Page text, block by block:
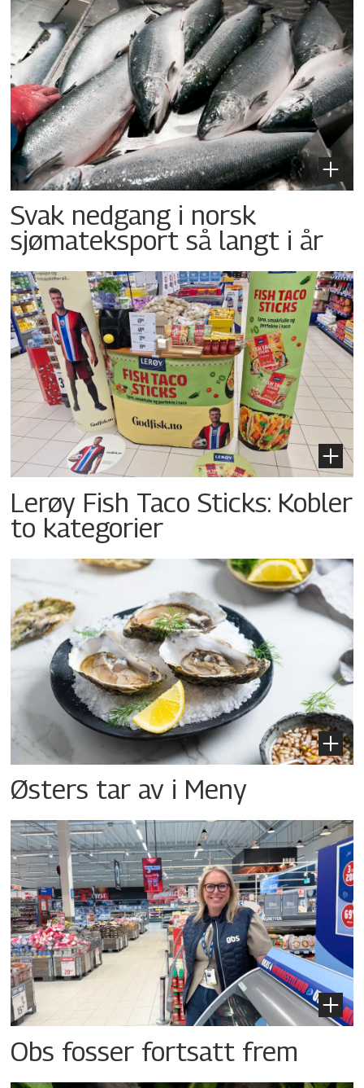
Svak nedgang i norsk
sjømateksport så langt i år
Lerøy Fish Taco Sticks: Kobler
to kategorier
Østers tar av i Meny
Obs fosser fortsatt frem